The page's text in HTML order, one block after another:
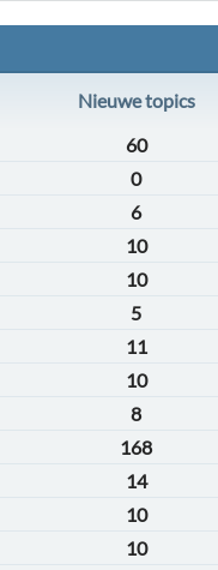
Nieuwe topics
60
0
6
10
10
5
11
10
8
168
14
10
10